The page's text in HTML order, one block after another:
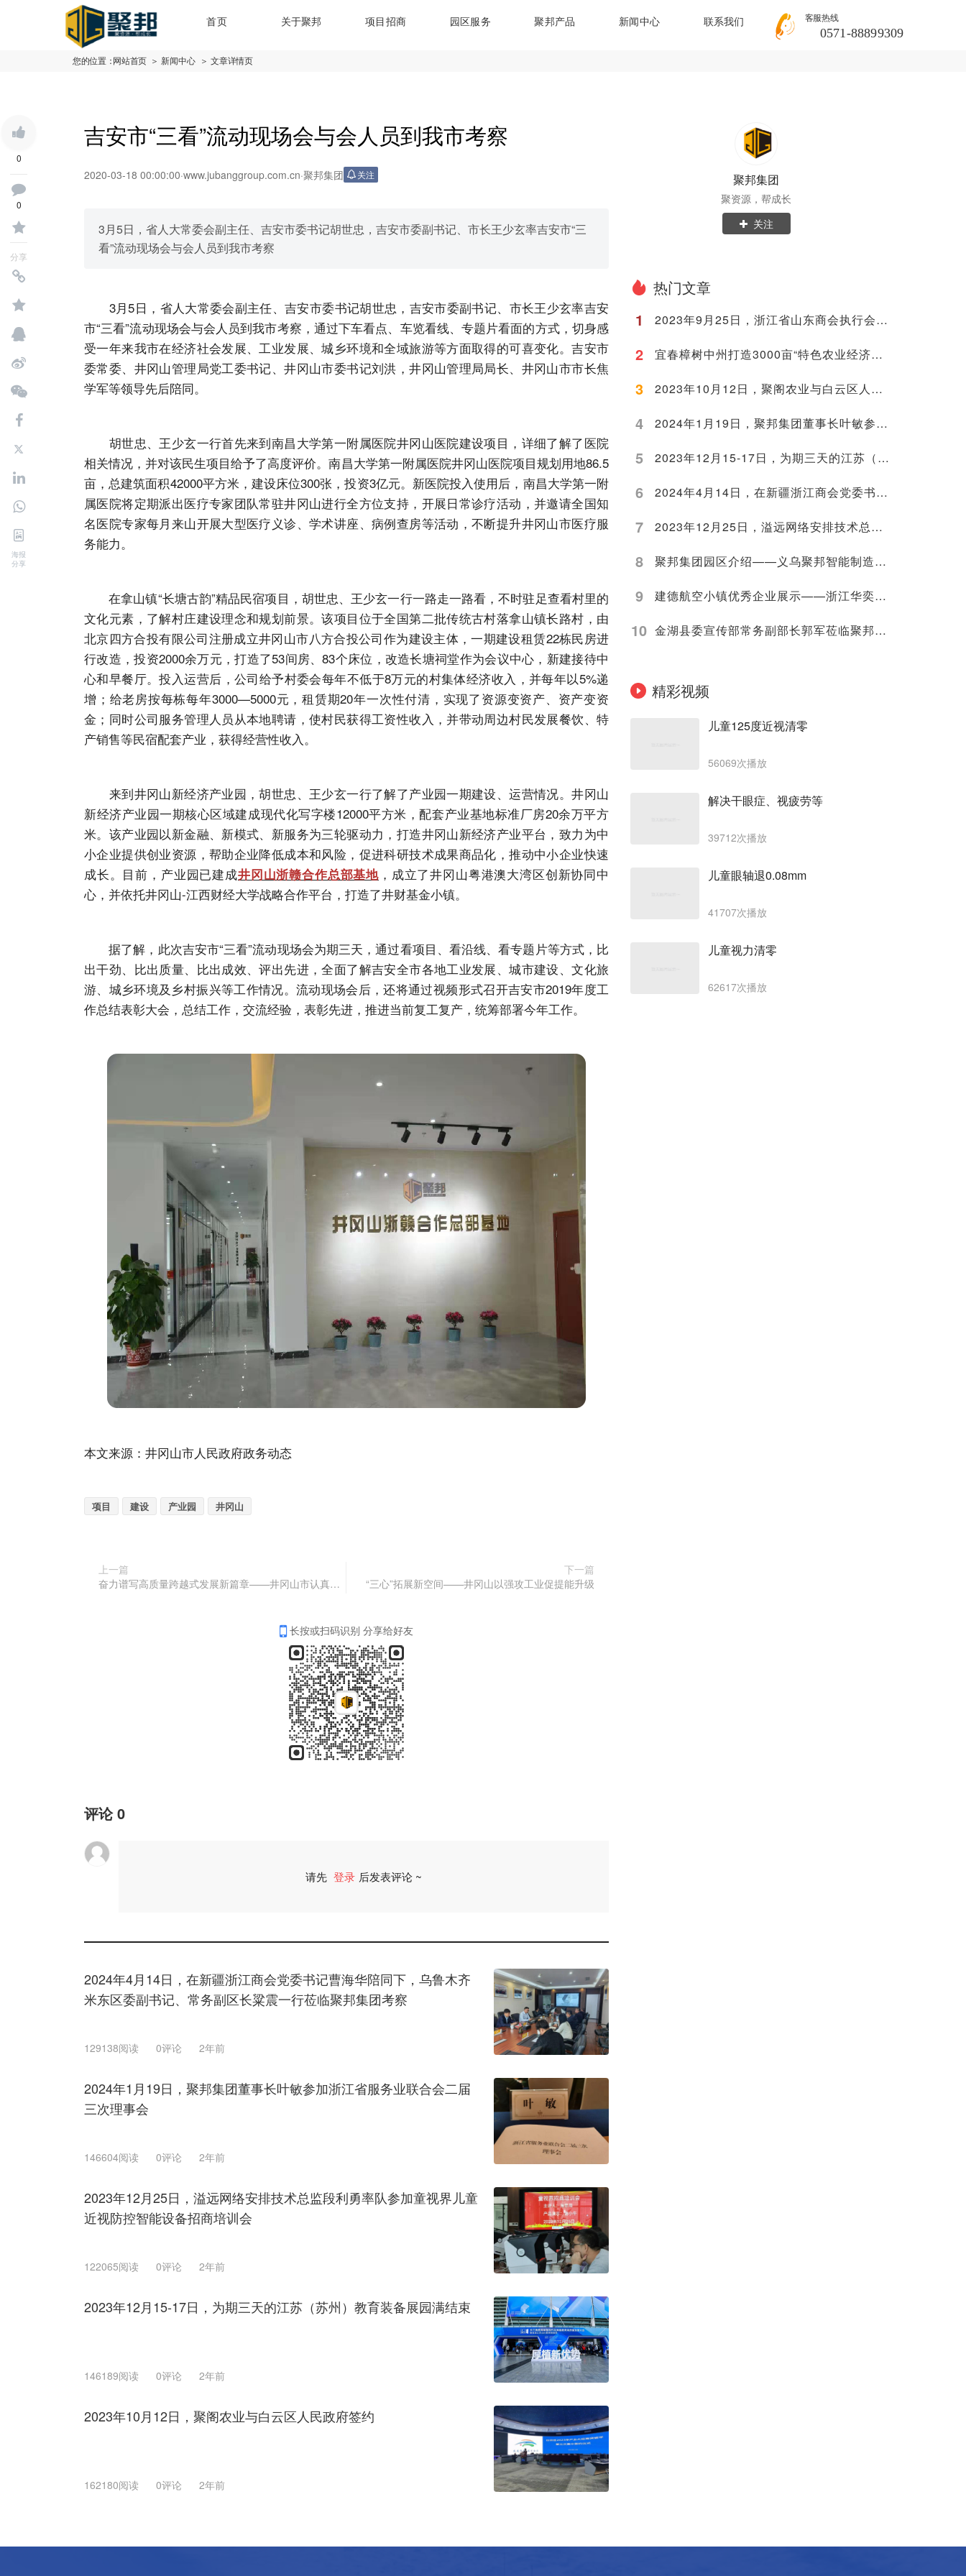
首页 关于聚邦 项目招商 园区服务 聚邦产品 新闻中心 联系我们
0571-88899309
客服热线
您的位置：网站首页 ＞ 新闻中心 ＞ 文章详情页
0
0
分享
海报
分享
吉安市“三看”流动现场会与会人员到我市考察
2020-03-18 00:00:00·www.jubanggroup.com.cn·聚邦集团 关注
3月5日，省人大常委会副主任、吉安市委书记胡世忠，吉安市委副书记、市长王少玄率吉安市“三
看”流动现场会与会人员到我市考察
3月5日，省人大常委会副主任、吉安市委书记胡世忠，吉安市委副书记、市长王少玄率吉安
市“三看”流动现场会与会人员到我市考察，通过下车看点、车览看线、专题片看面的方式，切身感
受一年来我市在经济社会发展、工业发展、城乡环境和全域旅游等方面取得的可喜变化。吉安市
委常委、井冈山管理局党工委书记、井冈山市委书记刘洪，井冈山管理局局长、井冈山市市长焦
学军等领导先后陪同。
胡世忠、王少玄一行首先来到南昌大学第一附属医院井冈山医院建设项目，详细了解了医院
相关情况，并对该民生项目给予了高度评价。南昌大学第一附属医院井冈山医院项目规划用地86.5
亩，总建筑面积42000平方米，建设床位300张，投资3亿元。新医院投入使用后，南昌大学第一附
属医院将定期派出医疗专家团队常驻井冈山进行全方位支持，开展日常诊疗活动，并邀请全国知
名医院专家每月来山开展大型医疗义诊、学术讲座、病例查房等活动，不断提升井冈山市医疗服
务能力。
在拿山镇“长塘古韵”精品民宿项目，胡世忠、王少玄一行一路走一路看，不时驻足查看村里的
文化元素，了解村庄建设理念和规划前景。该项目位于全国第二批传统古村落拿山镇长路村，由
北京四方合投有限公司注册成立井冈山市八方合投公司作为建设主体，一期建设租赁22栋民房进
行改造，投资2000余万元，打造了53间房、83个床位，改造长塘祠堂作为会议中心，新建接待中
心和早餐厅。投入运营后，公司给予村委会每年不低于8万元的村集体经济收入，并每年以5%递
增；给老房按每栋每年3000—5000元，租赁期20年一次性付清，实现了资源变资产、资产变资
金；同时公司服务管理人员从本地聘请，使村民获得工资性收入，并带动周边村民发展餐饮、特
产销售等民宿配套产业，获得经营性收入。
来到井冈山新经济产业园，胡世忠、王少玄一行了解了产业园一期建设、运营情况。井冈山
新经济产业园一期核心区域建成现代化写字楼12000平方米，配套产业基地标准厂房20余万平方
米。该产业园以新金融、新模式、新服务为三轮驱动力，打造井冈山新经济产业平台，致力为中
小企业提供创业资源，帮助企业降低成本和风险，促进科研技术成果商品化，推动中小企业快速
成长。目前，产业园已建成井冈山浙赣合作总部基地，成立了井冈山粤港澳大湾区创新协同中
心，并依托井冈山-江西财经大学战略合作平台，打造了井财基金小镇。
据了解，此次吉安市“三看”流动现场会为期三天，通过看项目、看沿线、看专题片等方式，比
出干劲、比出质量、比出成效、评出先进，全面了解吉安全市各地工业发展、城市建设、文化旅
游、城乡环境及乡村振兴等工作情况。流动现场会后，还将通过视频形式召开吉安市2019年度工
作总结表彰大会，总结工作，交流经验，表彰先进，推进当前复工复产，统筹部署今年工作。
本文来源：井冈山市人民政府政务动态
项目 建设 产业园 井冈山
上一篇
奋力谱写高质量跨越式发展新篇章——井冈山市认真贯彻落实吉安市委四届十二次全会精神
下一篇
“三心”拓展新空间——井冈山以强攻工业促提能升级
长按或扫码识别 分享给好友
评论0
请先 登录 后发表评论 ~
2024年4月14日，在新疆浙江商会党委书记曹海华陪同下，乌鲁木齐
米东区委副书记、常务副区长粱震一行莅临聚邦集团考察
129138阅读 0评论 2年前
2024年1月19日，聚邦集团董事长叶敏参加浙江省服务业联合会二届
三次理事会
146604阅读 0评论 2年前
2023年12月25日，溢远网络安排技术总监段利勇率队参加童视界儿童
近视防控智能设备招商培训会
122065阅读 0评论 2年前
2023年12月15-17日，为期三天的江苏（苏州）教育装备展园满结束
146189阅读 0评论 2年前
2023年10月12日，聚阁农业与白云区人民政府签约
162180阅读 0评论 2年前
聚邦集团
聚资源，帮成长
关注
热门文章
1
2023年9月25日，浙江省山东商会执行会长兼秘书长范海亮率队考察聚邦集团
2 宜春樟树中州打造3000亩“特色农业经济种植带” 做好乡村振兴示范
3 2023年10月12日，聚阁农业与白云区人民政府签约
4 2024年1月19日，聚邦集团董事长叶敏参加浙江省服务业联合会二届三次理事会
5 2023年12月15-17日，为期三天的江苏（苏州）教育装备展园满结束
6 2024年4月14日，在新疆浙江商会党委书记曹海华陪同下，乌鲁木齐米东区委副书记、常务副区长粱震一行莅临聚邦集团考察
7 2023年12月25日，溢远网络安排技术总监段利勇率队参加童视界儿童近视防控智能设备招商培训会
8 聚邦集团园区介绍——义乌聚邦智能制造产业园
9 建德航空小镇优秀企业展示——浙江华奕航空科技有限公司
10 金湖县委宣传部常务副部长郭军莅临聚邦集团考察调研
精彩视频
儿童125度近视清零
56069次播放
解决干眼症、视疲劳等
39712次播放
儿童眼轴退0.08mm
41707次播放
儿童视力清零
62617次播放